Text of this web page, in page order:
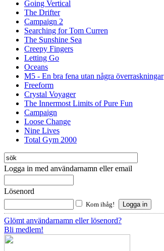
Going Vertical
The Drifter
Campaign 2
Searching for Tom Curren
The Sunshine Sea
Creepy Fingers
Letting Go
Oceans
M5 - En bra fena utan några överraskningar
Freeform
Crystal Voyager
The Innermost Limits of Pure Fun
Campaign
Loose Change
Nine Lives
Total Gym 2000
Logga in med användarnamn eller email
Lösenord
Kom ihåg!
Glömt användarnamn eller lösenord?
Bli medlem!